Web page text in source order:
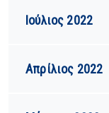
Ιούλιος 2022
Απρίλιος 2022